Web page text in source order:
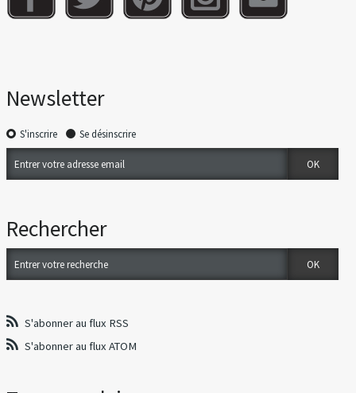
Newsletter
S'inscrire Se désinscrire
Rechercher
S'abonner au flux RSS
S'abonner au flux ATOM